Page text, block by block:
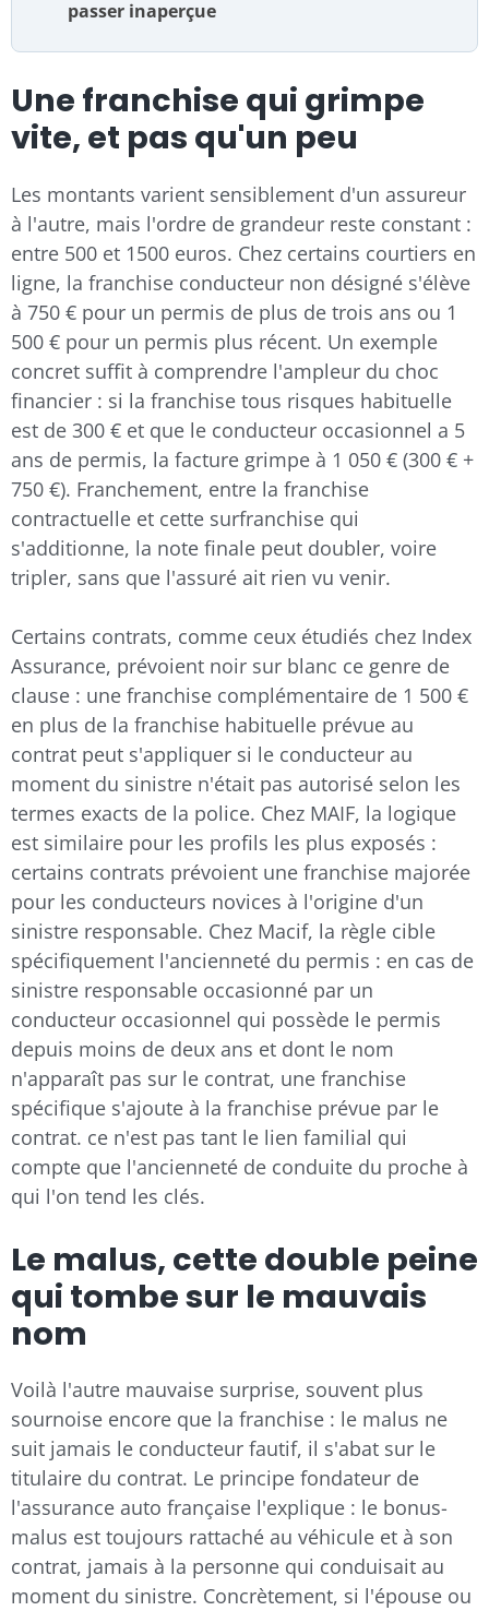
passer inaperçue
Une franchise qui grimpe
vite, et pas qu'un peu
Les montants varient sensiblement d'un assureur
à l'autre, mais l'ordre de grandeur reste constant :
entre 500 et 1500 euros. Chez certains courtiers en
ligne, la franchise conducteur non désigné s'élève
à 750 € pour un permis de plus de trois ans ou 1
500 € pour un permis plus récent. Un exemple
concret suffit à comprendre l'ampleur du choc
financier : si la franchise tous risques habituelle
est de 300 € et que le conducteur occasionnel a 5
ans de permis, la facture grimpe à 1 050 € (300 € +
750 €). Franchement, entre la franchise
contractuelle et cette surfranchise qui
s'additionne, la note finale peut doubler, voire
tripler, sans que l'assuré ait rien vu venir.
Certains contrats, comme ceux étudiés chez Index
Assurance, prévoient noir sur blanc ce genre de
clause : une franchise complémentaire de 1 500 €
en plus de la franchise habituelle prévue au
contrat peut s'appliquer si le conducteur au
moment du sinistre n'était pas autorisé selon les
termes exacts de la police. Chez MAIF, la logique
est similaire pour les profils les plus exposés :
certains contrats prévoient une franchise majorée
pour les conducteurs novices à l'origine d'un
sinistre responsable. Chez Macif, la règle cible
spécifiquement l'ancienneté du permis : en cas de
sinistre responsable occasionné par un
conducteur occasionnel qui possède le permis
depuis moins de deux ans et dont le nom
n'apparaît pas sur le contrat, une franchise
spécifique s'ajoute à la franchise prévue par le
contrat. ce n'est pas tant le lien familial qui
compte que l'ancienneté de conduite du proche à
qui l'on tend les clés.
Le malus, cette double peine
qui tombe sur le mauvais
nom
Voilà l'autre mauvaise surprise, souvent plus
sournoise encore que la franchise : le malus ne
suit jamais le conducteur fautif, il s'abat sur le
titulaire du contrat. Le principe fondateur de
l'assurance auto française l'explique : le bonus-
malus est toujours rattaché au véhicule et à son
contrat, jamais à la personne qui conduisait au
moment du sinistre. Concrètement, si l'épouse ou